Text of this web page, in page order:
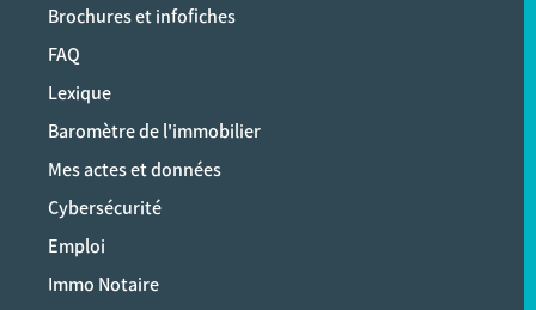
Brochures et infofiches
FAQ
Lexique
Baromètre de l'immobilier
Mes actes et données
Cybersécurité
Emploi
Immo Notaire